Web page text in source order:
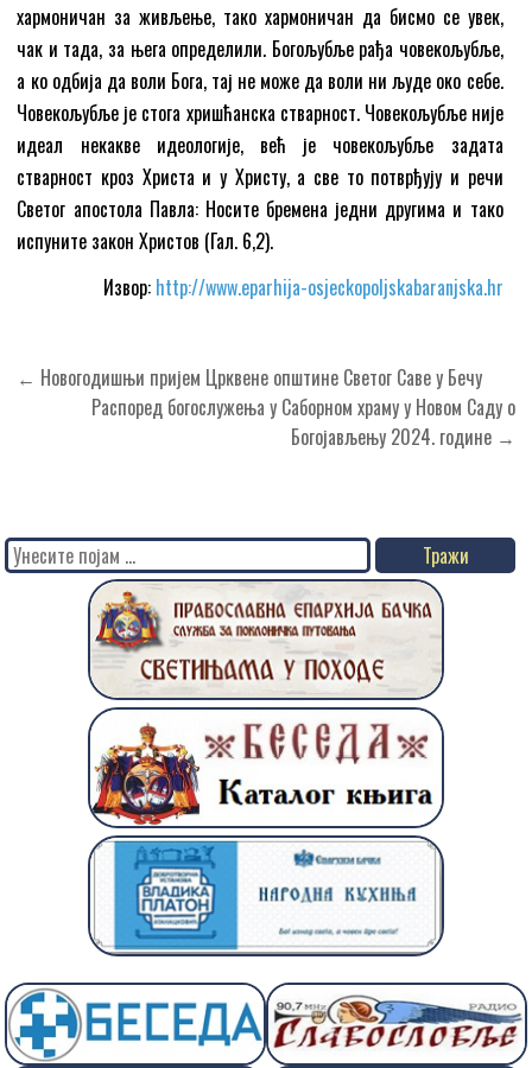
хармоничан за живљење, тако хармоничан да бисмо се увек,
чак и тада, за њега определили. Богољубље рађа човекољубље,
а ко одбија да воли Бога, тај не може да воли ни људе око себе.
Човекољубље је стога хришћанска стварност. Човекољубље није
идеал некакве идеологије, већ је човекољубље задата
стварност кроз Христа и у Христу, а све то потврђују и речи
Светог апостола Павла: Носите бремена једни другима и тако
испуните закон Христов (Гал. 6,2).
Извор: http://www.eparhija-osjeckopoljskabaranjska.hr
Кретање
чланка
← Новогодишњи пријем Црквене општине Светог Саве у Бечу
Распоред богослужења у Саборном храму у Новом Саду о
Богојављењу 2024. године →
Search
for: